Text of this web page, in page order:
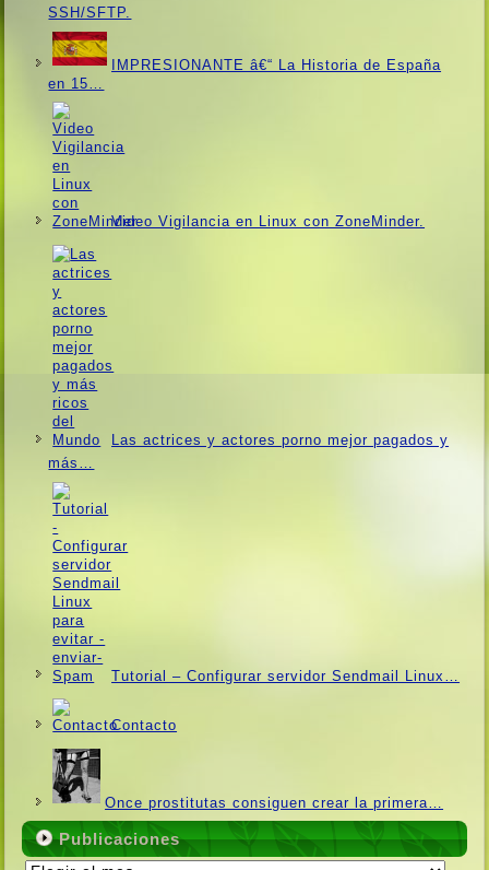
SSH/SFTP.
IMPRESIONANTE â€“ La Historia de España
en 15…
Video Vigilancia en Linux con ZoneMinder.
Las actrices y actores porno mejor pagados y
más…
Tutorial – Configurar servidor Sendmail Linux…
Contacto
Once prostitutas consiguen crear la primera…
Publicaciones